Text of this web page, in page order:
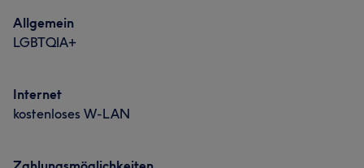
Aufmerksam
Allgemein
LGBTQIA+
Internet
kostenloses W-LAN